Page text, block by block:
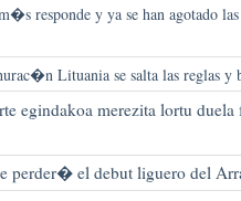
responde y ya se han agotado
Lituania se salta las reglas y
egindakoa merezita lortu duela
perder� el debut liguero del